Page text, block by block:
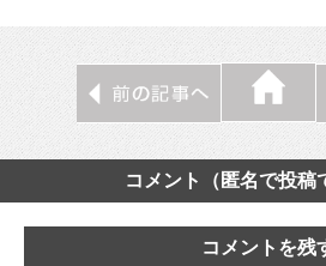
コメント（匿名で投稿
コメントを残